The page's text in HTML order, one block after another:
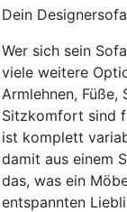
Dein
Wer sich sein
viele weitere
Armlehnen,
Sitzkomfort sind
ist komplett
damit aus einem
das, was ein
entspannten